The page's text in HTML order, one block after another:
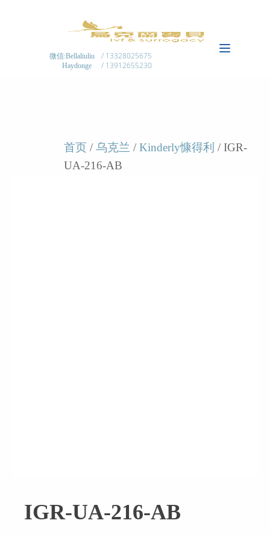
微信:Bellaliuliu
Haydonge
/ 13328025675
/ 13912655230
首页 / 乌克兰 / Kinderly慷得利 / IGR-
UA-216-AB
IGR-UA-216-AB